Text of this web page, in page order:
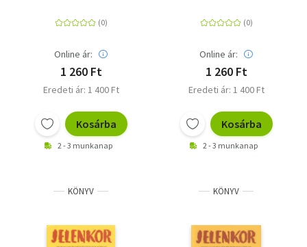
Online ár:
1 260 Ft
Eredeti ár: 1 400 Ft
Kosárba
2 - 3 munkanap
Online ár:
1 260 Ft
Eredeti ár: 1 400 Ft
Kosárba
2 - 3 munkanap
KÖNYV KÖNYV